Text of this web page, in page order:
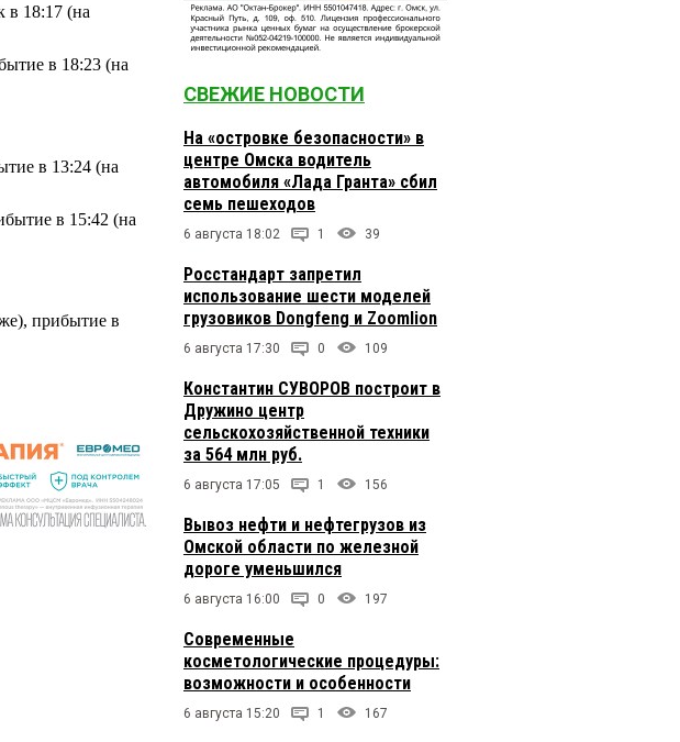
в 18:17 (на
в 18:23 (на
в 13:24 (на
в 15:42 (на
прибытие в
СВЕЖИЕ НОВОСТИ
На «островке безопасности» в
центре Омска водитель
автомобиля «Лада Гранта» сбил
семь пешеходов
6 августа 18:02 1 39
Росстандарт запретил
использование шести моделей
грузовиков Dongfeng и Zoomlion
6 августа 17:30 0 109
Константин СУВОРОВ построит в
Дружино центр
сельскохозяйственной техники
за 564 млн руб.
6 августа 17:05 1 156
Вывоз нефти и нефтегрузов из
Омской области по железной
дороге уменьшился
6 августа 16:00 0 197
Современные
косметологические процедуры:
возможности и особенности
6 августа 15:20 1 167